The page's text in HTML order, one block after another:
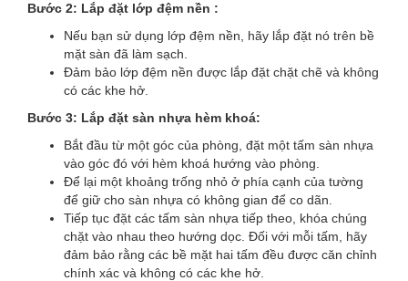
Bước 2: Lắp đặt lớp đệm nền :
Nếu bạn sử dụng lớp đệm nền, hãy lắp đặt nó trên bề
mặt sàn đã làm sạch.
Đảm bảo lớp đệm nền được lắp đặt chặt chẽ và không
có các khe hở.
Bước 3: Lắp đặt sàn nhựa hèm khoá:
Bắt đầu từ một góc của phòng, đặt một tấm sàn nhựa
vào góc đó với hèm khoá hướng vào phòng.
Để lại một khoảng trống nhỏ ở phía cạnh của tường
để giữ cho sàn nhựa có không gian để co dãn.
Tiếp tục đặt các tấm sàn nhựa tiếp theo, khóa chúng
chặt vào nhau theo hướng dọc. Đối với mỗi tấm, hãy
đảm bảo rằng các bề mặt hai tấm đều được căn chỉnh
chính xác và không có các khe hở.